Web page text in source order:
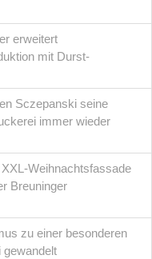
erweitert
mit Durst-
Sczepanski seine
immer wieder
Weihnachtsfassade
Breuninger
zu einer besonderen
gewandelt